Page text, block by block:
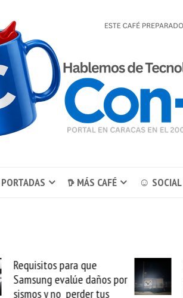
𖠚 MÁS CAFÉ ☺ SOCIAL
Movistar reconecta las 11
parroquias de La Guaira y
Starlink marca el fin del